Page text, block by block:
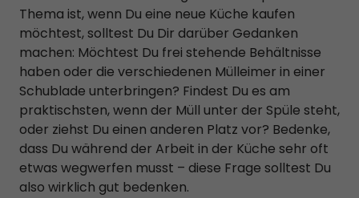
Thema ist, wenn Du eine neue Küche kaufen
möchtest, solltest Du Dir darüber Gedanken
machen: Möchtest Du frei stehende Behältnisse
haben oder die verschiedenen Mülleimer in einer
Schublade unterbringen? Findest Du es am
praktischsten, wenn der Müll unter der Spüle steht,
oder ziehst Du einen anderen Platz vor? Bedenke,
dass Du während der Arbeit in der Küche sehr oft
etwas wegwerfen musst – diese Frage solltest Du
also wirklich gut bedenken.